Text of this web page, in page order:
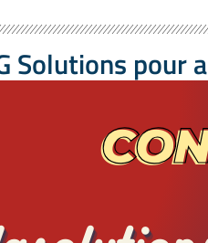
Solutions